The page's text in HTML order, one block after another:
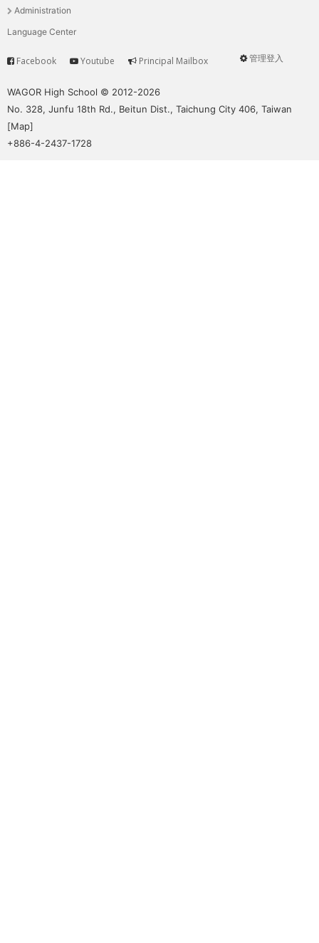
單Administration
Language Center
User
管理登入
Service
Facebook Youtube Principal Mailbox
WAGOR High School © 2012-2026
No. 328, Junfu 18th Rd., Beitun Dist., Taichung City 406, Taiwan
[Map]
+886-4-2437-1728